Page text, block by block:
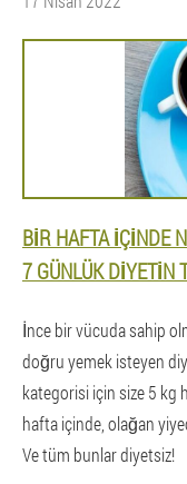
BIR HAFTA IÇINDE
7 GÜNLÜK DIYETIN
İnce bir vücuda sahip
doğru yemek isteyen
kategorisi için size 5 kg
hafta içinde, olağan
Ve tüm bunlar diyetsiz!